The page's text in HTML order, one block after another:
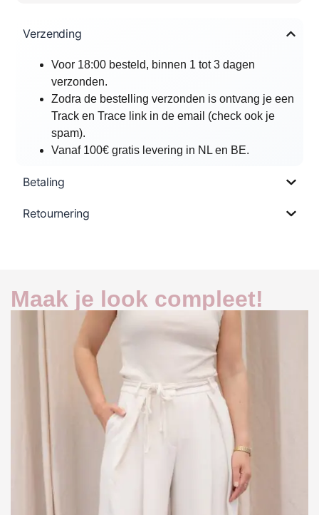
Verzending
Voor 18:00 besteld, binnen 1 tot 3 dagen
verzonden.
Zodra de bestelling verzonden is ontvang je een
Track en Trace link in de email (check ook je
spam).
Vanaf 100€ gratis levering in NL en BE.
Betaling
Retournering
Maak je look compleet!